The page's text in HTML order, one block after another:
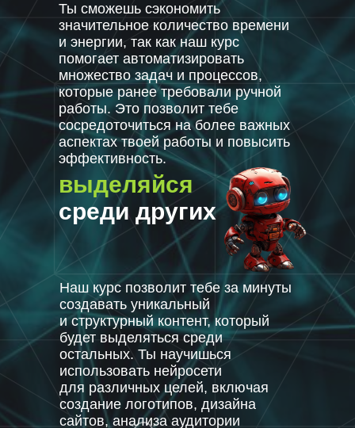
выделяйся
среди других
Наш курс позволит тебе за минуты
создавать уникальный
и структурный контент, который
будет выделяться среди
остальных. Ты научишься
использовать нейросети
для различных целей, включая
создание логотипов, дизайна
сайтов, анализа аудитории
Ты сможешь сэкономить
значительное количество времени
и энергии, так как наш курс
помогает автоматизировать
множество задач и процессов,
которые ранее требовали ручной
работы. Это позволит тебе
сосредоточиться на более важных
аспектах твоей работы и повысить
эффективность.